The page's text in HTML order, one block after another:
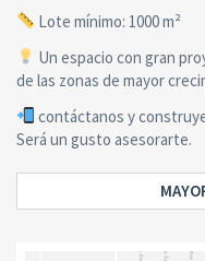
Lote mínimo: 1000 m²
Un espacio con gran
de las zonas de mayor
contáctanos y
Será un gusto asesorarte.